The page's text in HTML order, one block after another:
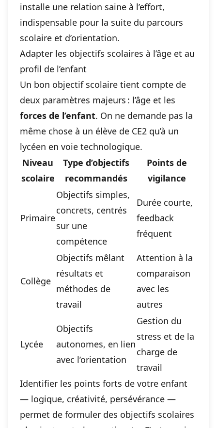
installe une relation saine à l’effort,
indispensable pour la suite du parcours
scolaire et d’orientation.
Adapter les objectifs scolaires à l’âge et au
profil de l’enfant
Un bon objectif scolaire tient compte de
deux paramètres majeurs : l’âge et les
forces de l’enfant. On ne demande pas la
même chose à un élève de CE2 qu’à un
lycéen en voie technologique.
Niveau
scolaire
Type d’objectifs
recommandés
Points de
vigilance
Primaire
Objectifs simples,
concrets, centrés
sur une
compétence
Durée courte,
feedback
fréquent
Collège
Objectifs mêlant
résultats et
méthodes de
travail
Attention à la
comparaison
avec les
autres
Lycée
Objectifs
autonomes, en lien
avec l’orientation
Gestion du
stress et de la
charge de
travail
Identifier les points forts de votre enfant
— logique, créativité, persévérance —
permet de formuler des objectifs scolaires